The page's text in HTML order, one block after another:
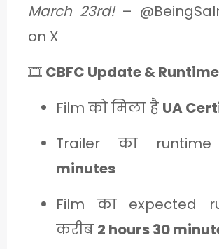
March 23rd!–
on X
🎞️ CBFC Update &
Film को मिला है UA
Trailer का
minutes
Film का expected
करीब 2 hours 30